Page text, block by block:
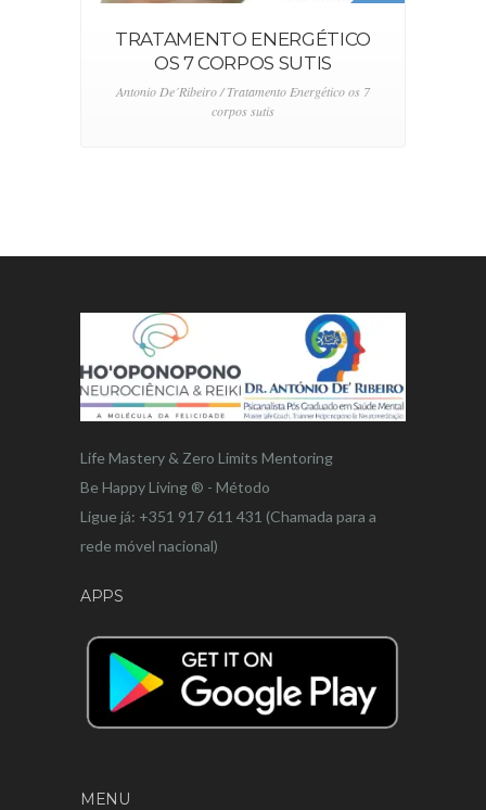
TRATAMENTO ENERGÉTICO
OS 7 CORPOS SUTIS
Antonio De´Ribeiro / Tratamento Energético os 7
corpos sutis
Life Mastery & Zero Limits Mentoring
Be Happy Living ® - Método
Ligue já: +351 917 611 431 (Chamada para a
rede móvel nacional)
APPS
MENU